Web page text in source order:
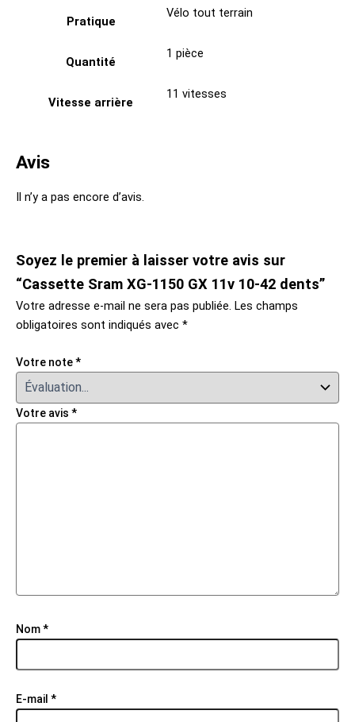
Pratique
Vélo tout terrain
Quantité
1 pièce
Vitesse arrière
11 vitesses
Avis
Il n’y a pas encore d’avis.
Soyez le premier à laisser votre avis sur
“Cassette Sram XG-1150 GX 11v 10-42 dents”
Votre adresse e-mail ne sera pas publiée. Les champs
obligatoires sont indiqués avec *
Votre note*
Votre avis *
Nom*
E-mail *